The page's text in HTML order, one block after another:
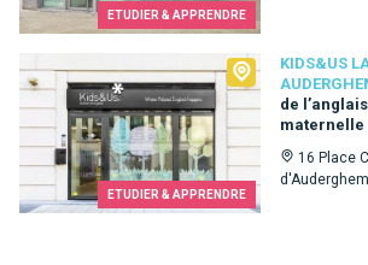
ETUDIER & APPRENDRE
ETUDIER & APPRENDRE
KIDS&US
de
maternelle
16 Place
Kids&Us language school - Auderghem